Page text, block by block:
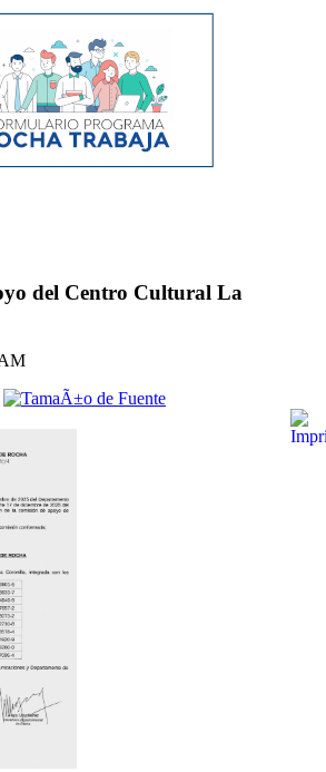
del Centro Cultural La